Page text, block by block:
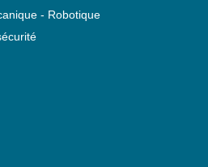
- Robotique